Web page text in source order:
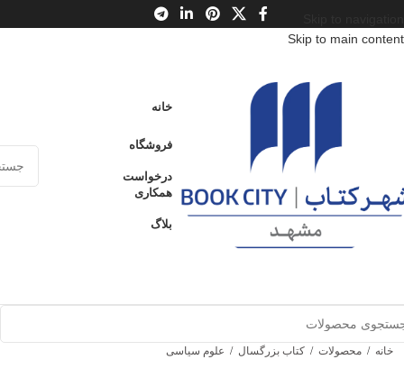
Skip to main content
خانه
فروشگاه
درخواست
همکاری
بلاگ
خانه / محصولات / کتاب بزرگسال / علوم سیاسی